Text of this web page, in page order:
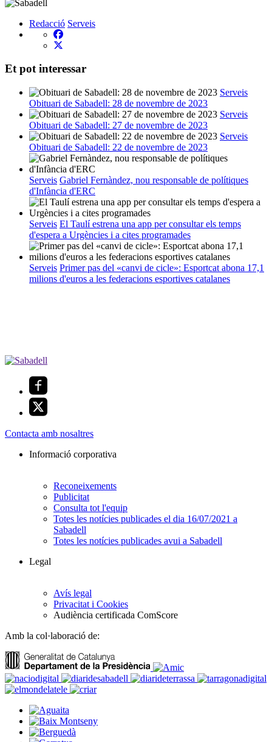
Redacció Serveis
Et pot interessar
Serveis
Obituari de Sabadell: 28 de novembre de 2023
Serveis
Obituari de Sabadell: 27 de novembre de 2023
Serveis
Obituari de Sabadell: 22 de novembre de 2023
Serveis Gabriel Fernàndez, nou responsable de polítiques
d'Infància d'ERC
Serveis El Taulí estrena una app per consultar els temps
d'espera a Urgències i a cites programades
Serveis Primer pas del «canvi de cicle»: Esportcat abona 17,1
milions d'euros a les federacions esportives catalanes
Contacta amb nosaltres
Informació corporativa
Reconeixements
Publicitat
Consulta tot l'equip
Totes les notícies publicades el dia 16/07/2021 a
Sabadell
Totes les notícies publicades avui a Sabadell
Legal
Avís legal
Privacitat i Cookies
Audiència certificada ComScore
Amb la col·laboració de: